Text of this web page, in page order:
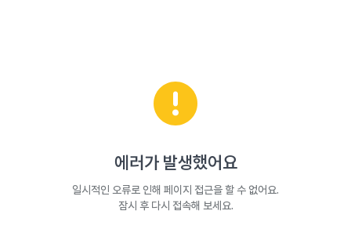
에러가 발생했어요
일시적인 오류로 인해 페이지 접근을 할 수 없어요.
잠시 후 다시 접속해 보세요.